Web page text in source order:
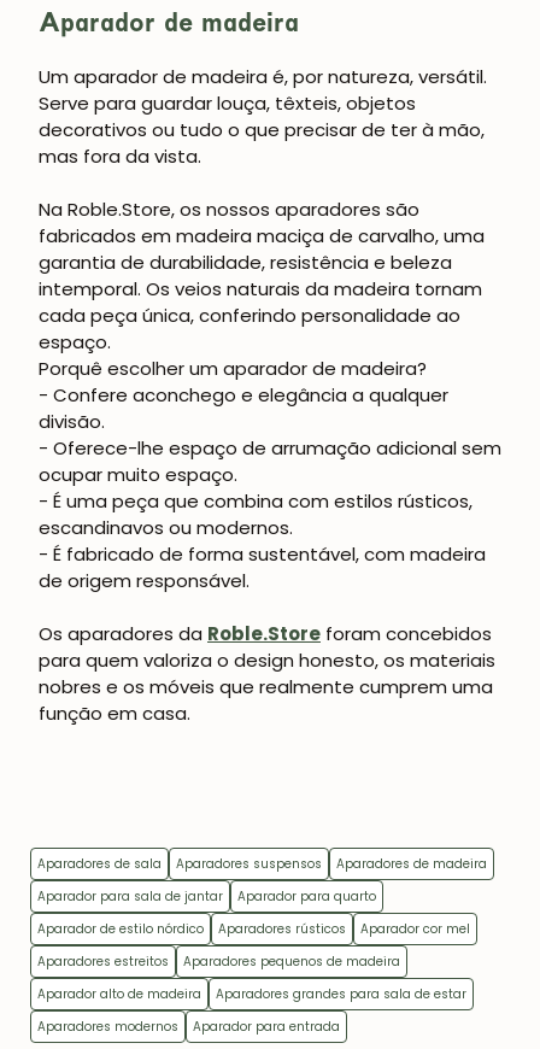
Aparador de madeira
Um aparador de madeira é, por natureza, versátil.
Serve para guardar louça, têxteis, objetos
decorativos ou tudo o que precisar de ter à mão,
mas fora da vista.
Na Roble.Store, os nossos aparadores são
fabricados em madeira maciça de carvalho, uma
garantia de durabilidade, resistência e beleza
intemporal. Os veios naturais da madeira tornam
cada peça única, conferindo personalidade ao
espaço.
Porquê escolher um aparador de madeira?
- Confere aconchego e elegância a qualquer
divisão.
- Oferece-lhe espaço de arrumação adicional sem
ocupar muito espaço.
- É uma peça que combina com estilos rústicos,
escandinavos ou modernos.
- É fabricado de forma sustentável, com madeira
de origem responsável.
Os aparadores da Roble.Store foram concebidos
para quem valoriza o design honesto, os materiais
nobres e os móveis que realmente cumprem uma
função em casa.
Aparadores de sala Aparadores suspensos
Aparadores de madeira
Aparador para sala de jantar
Aparador para quarto
Aparador de estilo nórdico
Aparadores rústicos
Aparador cor mel
Aparadores estreitos
Aparadores pequenos de madeira
Aparador alto de madeira
Aparadores grandes para sala de estar
Aparadores modernos
Aparador para entrada